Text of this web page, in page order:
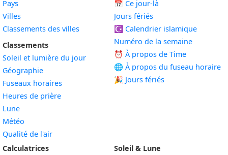
Pays
Villes
Classements des villes
Classements
Soleil et lumière du jour
Géographie
Fuseaux horaires
Heures de prière
Lune
Météo
Qualité de l'air
📅 Ce jour-là
Jours fériés
☪️ Calendrier islamique
Numéro de la semaine
⏰ À propos de Time
🌐 À propos du fuseau horaire
🎉 Jours fériés
Calculatrices
Soleil & Lune